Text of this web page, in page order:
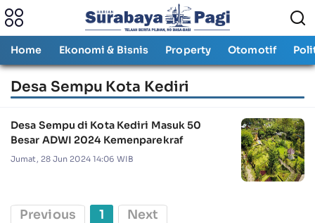
Home Ekonomi & Bisnis Property Otomotif
Desa Sempu Kota Kediri
Desa Sempu di Kota Kediri Masuk 50
Besar ADWI 2024 Kemenparekraf
Jumat, 28 Jun 2024 14:06 WIB
Previous 1 Next